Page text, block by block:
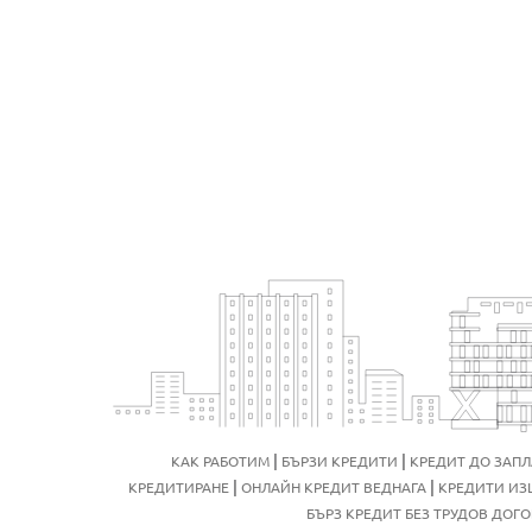
КАК РАБОТИМ | БЪРЗИ КРЕДИТИ | КРЕДИТ ДО
КРЕДИТИРАНЕ | ОНЛАЙН КРЕДИТ ВЕДНАГА | КРЕДИТИ
БЪРЗ КРЕДИТ БЕЗ ТРУДОВ